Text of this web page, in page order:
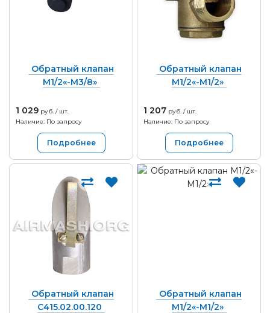
Обратный клапан
М1/2«-М3/8»
1 029 руб. / шт.
Наличие: По запросу
Подробнее
Обратный клапан
М1/2«-М1/2»
1 207 руб. / шт.
Наличие: По запросу
Подробнее
Обратный клапан
С415.02.00.120
Обратный клапан
М1/2«-М1/2»